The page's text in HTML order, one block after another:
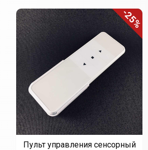
-25%
Пульт управления сенсорный